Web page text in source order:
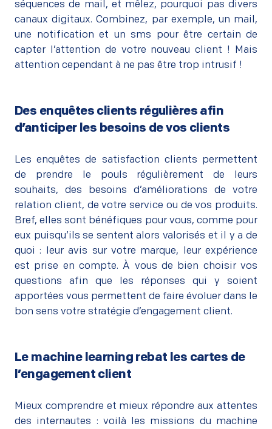
séquences de mail, et mêlez, pourquoi pas divers
canaux digitaux. Combinez, par exemple, un mail,
une notification et un sms pour être certain de
capter l’attention de votre nouveau client ! Mais
attention cependant à ne pas être trop intrusif !
Des enquêtes clients régulières afin
d’anticiper les besoins de vos clients
Les enquêtes de satisfaction clients permettent
de prendre le pouls régulièrement de leurs
souhaits, des besoins d’améliorations de votre
relation client, de votre service ou de vos produits.
Bref, elles sont bénéfiques pour vous, comme pour
eux puisqu’ils se sentent alors valorisés et il y a de
quoi : leur avis sur votre marque, leur expérience
est prise en compte. À vous de bien choisir vos
questions afin que les réponses qui y soient
apportées vous permettent de faire évoluer dans le
bon sens votre stratégie d’engagement client.
Le machine learning rebat les cartes de
l’engagement client
Mieux comprendre et mieux répondre aux attentes
des internautes : voilà les missions du machine